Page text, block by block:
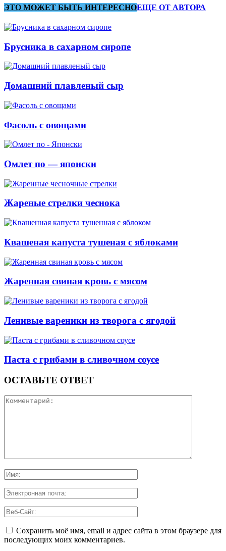
ЭТО МОЖЕТ БЫТЬ ИНТЕРЕСНОЕЩЕ ОТ АВТОРА
Брусника в сахарном сиропе
Домашний плавленый сыр
Фасоль с овощами
Омлет по — японски
Жареные стрелки чеснока
Квашеная капуста тушеная с яблоками
Жаренная свиная кровь с мясом
Ленивые вареники из творога с ягодой
Паста с грибами в сливочном соусе
ОСТАВЬТЕ ОТВЕТ
Сохранить моё имя, email и адрес сайта в этом браузере для
последующих моих комментариев.